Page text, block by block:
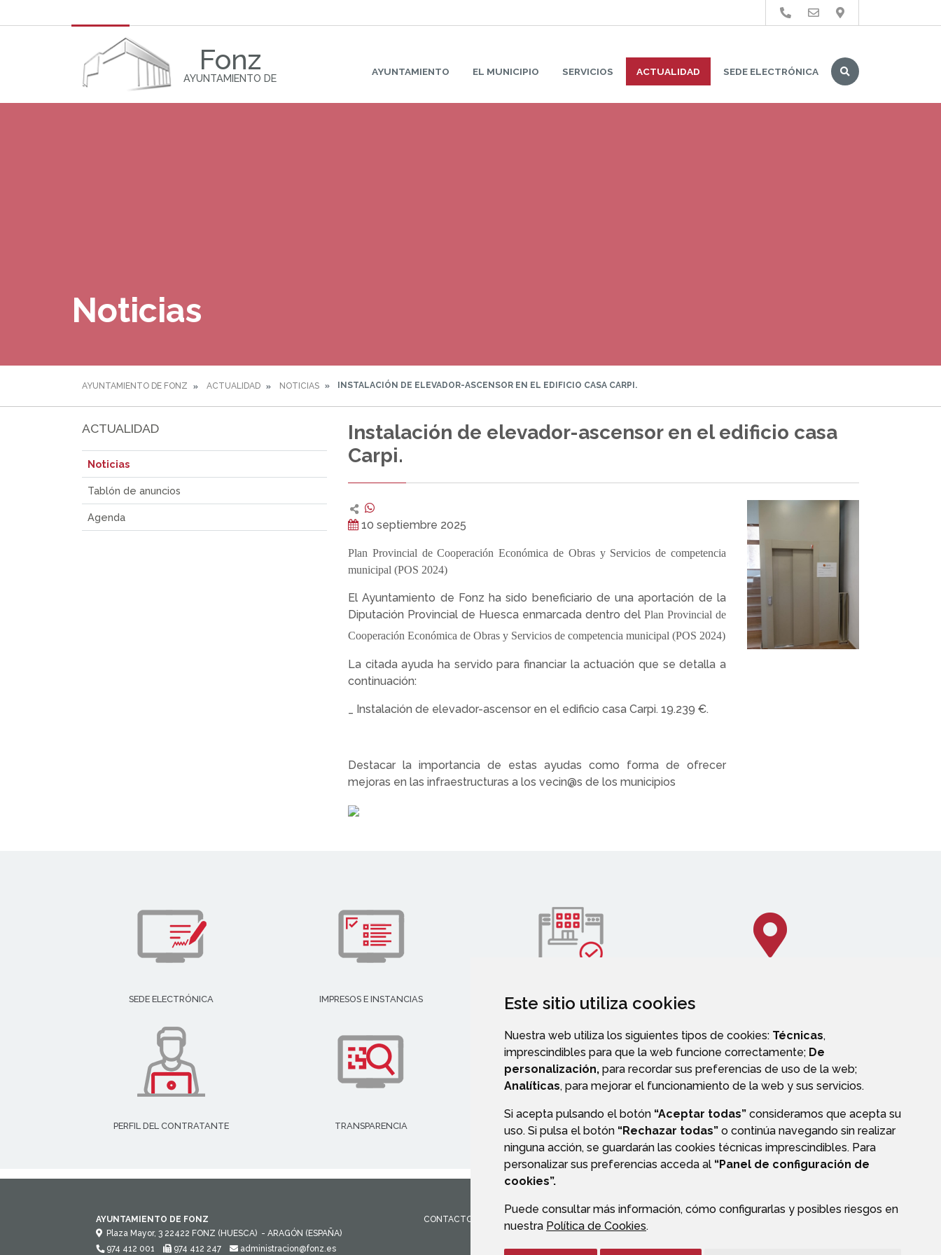
Este sitio utiliza cookies
Nuestra web utiliza los siguientes tipos de cookies: Técnicas,
imprescindibles para que la web funcione correctamente; De
personalización, para recordar sus preferencias de uso de la web;
Analíticas, para mejorar el funcionamiento de la web y sus servicios.
Si acepta pulsando el botón “Aceptar todas” consideramos que acepta su
uso. Si pulsa el botón “Rechazar todas” o continúa navegando sin realizar
ninguna acción, se guardarán las cookies técnicas imprescindibles. Para
personalizar sus preferencias acceda al “Panel de configuración de
cookies”.
Puede consultar más información, cómo configurarlas y posibles riesgos en
nuestra Política de Cookies.
Fonz
AYUNTAMIENTO DE
AYUNTAMIENTO EL MUNICIPIO SERVICIOS ACTUALIDAD SEDE ELECTRÓNICA
Buscar
Noticias
AYUNTAMIENTO DE FONZ ACTUALIDAD NOTICIAS INSTALACIÓN DE ELEVADOR-ASCENSOR EN EL EDIFICIO CASA CARPI.
ACTUALIDAD
Noticias
Tablón de anuncios
Agenda
Instalación de elevador-ascensor en el edificio casa
Carpi.
10 septiembre 2025
Plan Provincial de Cooperación Económica de Obras y Servicios de competencia
municipal (POS 2024)
El Ayuntamiento de Fonz ha sido beneficiario de una aportación de la
Diputación Provincial de Huesca enmarcada dentro del Plan Provincial de
Cooperación Económica de Obras y Servicios de competencia municipal (POS 2024)
La citada ayuda ha servido para financiar la actuación que se detalla a
continuación:
_ Instalación de elevador-ascensor en el edificio casa Carpi. 19.239 €.
Destacar la importancia de estas ayudas como forma de ofrecer
mejoras en las infraestructuras a los vecin@s de los municipios
SEDE ELECTRÓNICA IMPRESOS E INSTANCIAS
DIRECTORIO EMPRESARIAL
PERFIL DEL CONTRATANTE TRANSPARENCIA VALIDACIÓN DE DOCUMENTOS
AYUNTAMIENTO DE FONZ
Plaza Mayor, 3 22422 FONZ (HUESCA) - ARAGÓN (ESPAÑA)
974 412 001
974 412 247 administracion@fonz.es
CONTACTO AVISO LEGAL PROTECCIÓN DE DATOS